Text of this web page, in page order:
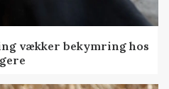
vækker bekymring hos